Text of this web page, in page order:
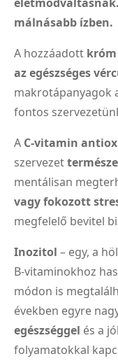
málnásabb ízben.
A hozzáadott króm
az egészséges
makrotápanyagok
fontos
A C-vitamin
szervezet
mentálisan
vagy fokozott
megfelelő bevitel
Inozitol – egy, a
B-vitaminokhoz
módon is
években egyre
egészséggel és a
folyamatokkal